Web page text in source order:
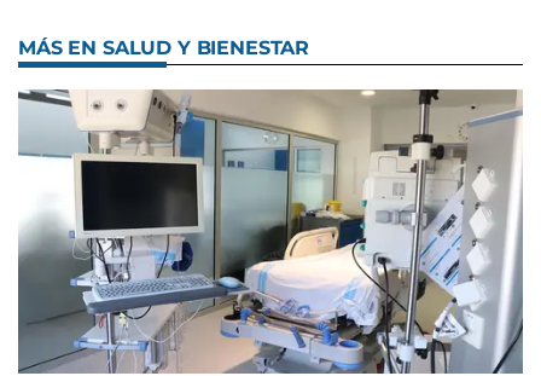
MÁS EN SALUD Y BIENESTAR